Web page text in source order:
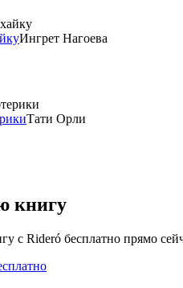
Ингрет Нагоева
Тати Орли
книгу
с Rideró бесплатно прямо